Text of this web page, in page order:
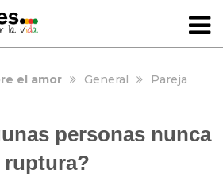
el amor General Pareja
personas nunca
ruptura?